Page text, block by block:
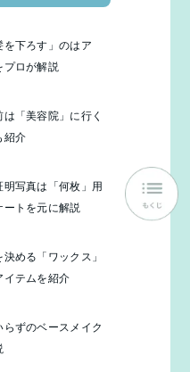
下ろす」のはア
プロが解説
「美容院」に行く
紹介
写真は「何枚」用
トを元に解説
める「ワックス」
イテムを紹介
ずのベースメイク